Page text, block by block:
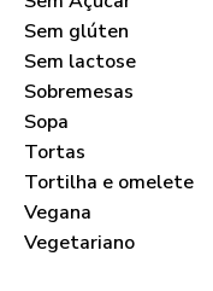
Sem glúten
Sem lactose
Sobremesas
Sopa
Tortas
Tortilha e omelete
Vegana
Vegetariano